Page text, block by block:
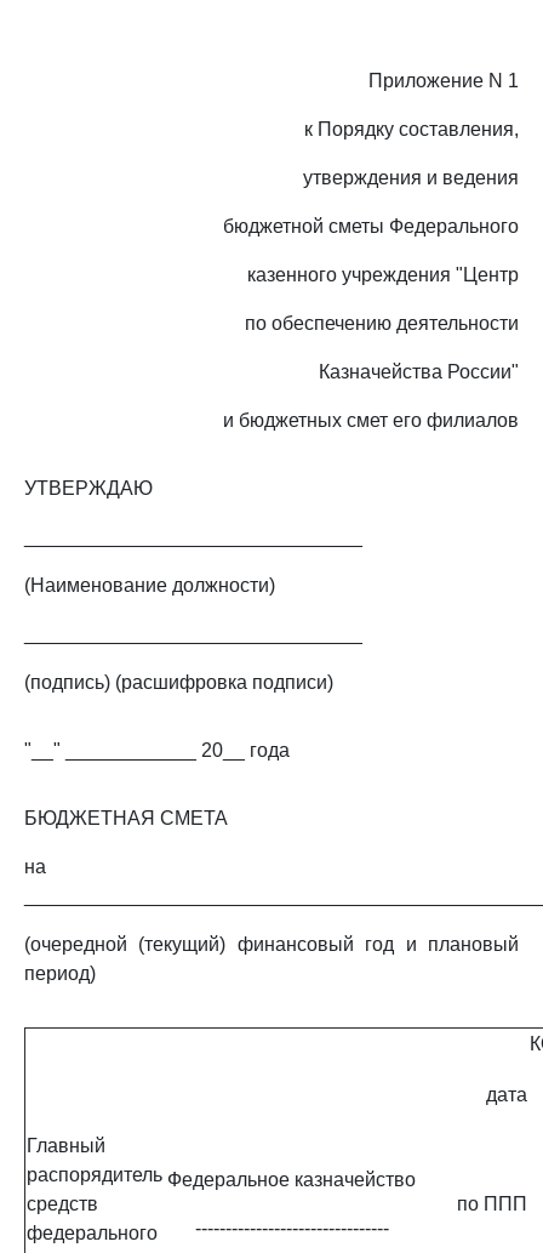
Приложение N 1
к Порядку составления,
утверждения и ведения
бюджетной сметы Федерального
казенного учреждения "Центр
по обеспечению деятельности
Казначейства России"
и бюджетных смет его филиалов
УТВЕРЖДАЮ
(Наименование должности)
(подпись) (расшифровка подписи)
"__" ____________ 20__ года
БЮДЖЕТНАЯ СМЕТА
на
(очередной (текущий) финансовый год и плановый
период)
дата
Главный
распорядитель
средств
федерального
Федеральное казначейство
--------------------------------
по ППП